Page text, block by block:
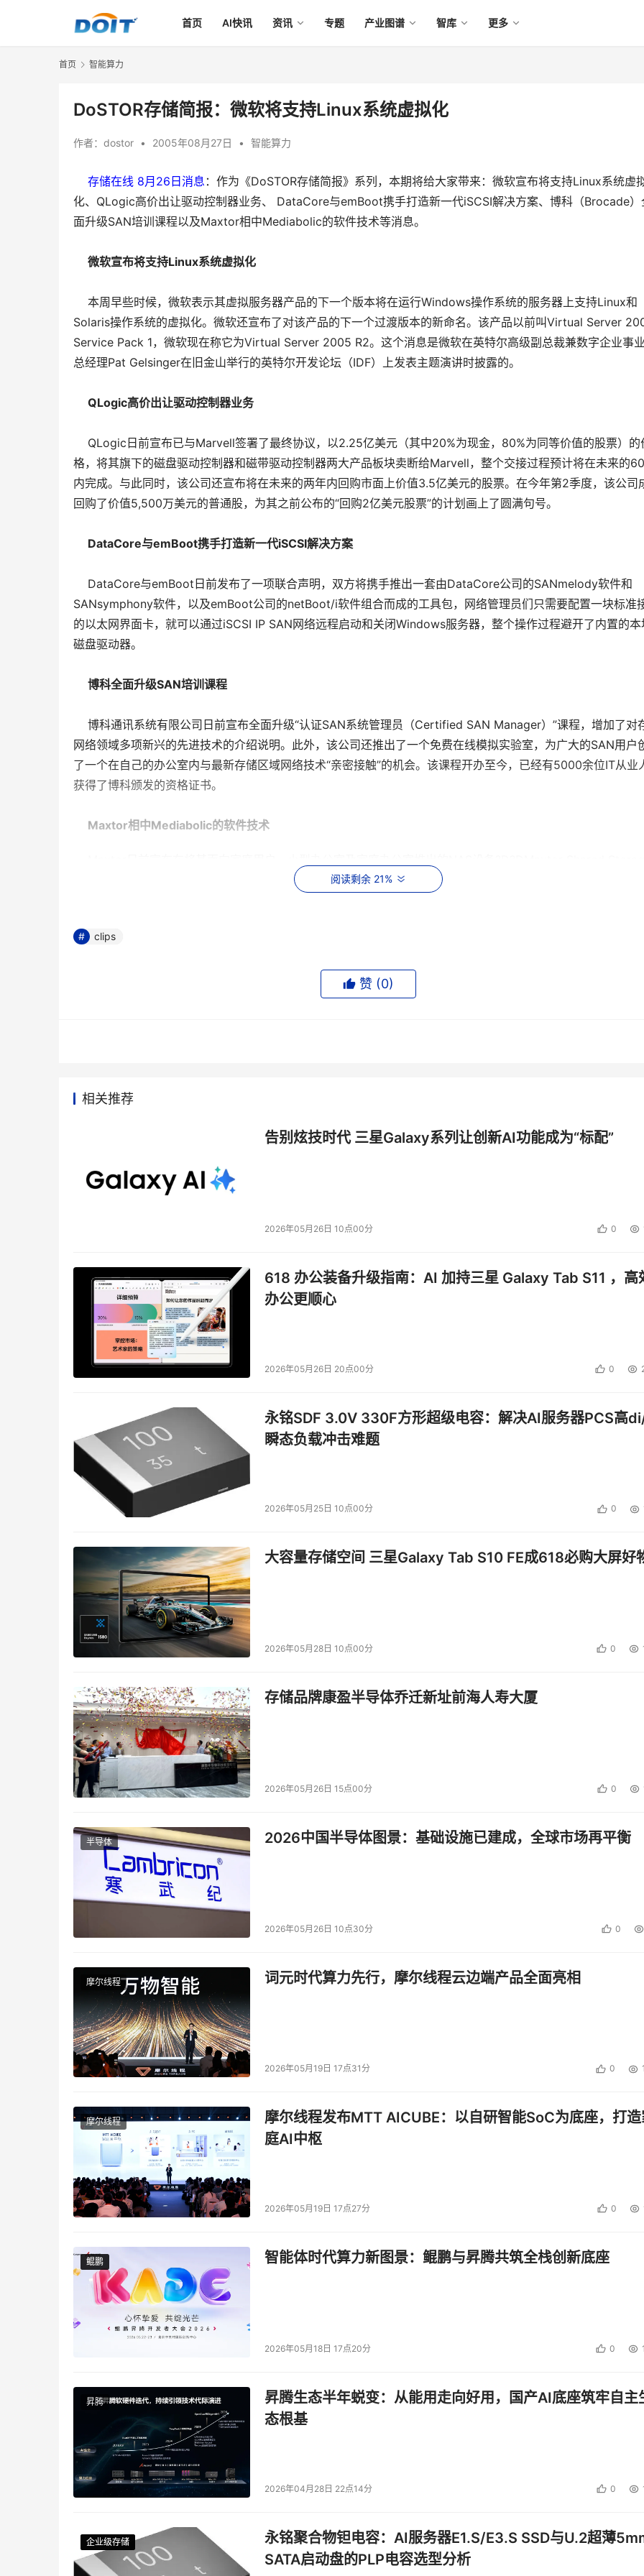
首页 AI快讯 资讯 专题 产业图谱 智库 更多
首页 智能算力
DoSTOR存储简报：微软将支持Linux系统虚拟化
作者： dostor • 2005年08月27日 • 智能算力
存储在线 8月26日消息 ：作为《DoSTOR存储简报》系列，本期将给大家带来：微软宣布将支持Linux系统虚
化、QLogic高价出让驱动控制器业务、 DataCore与emBoot携手打造新一代iSCSI解决方案、博科（Brocade）
面升级SAN培训课程以及Maxtor相中Mediabolic的软件技术等消息。
微软宣布将支持Linux系统虚拟化
本周早些时候，微软表示其虚拟服务器产品的下一个版本将在运行Windows操作系统的服务器上支持Linux和
Solaris操作系统的虚拟化。微软还宣布了对该产品的下一个过渡版本的新命名。该产品以前叫Virtual Server
Service Pack 1，微软现在称它为Virtual Server 2005 R2。这个消息是微软在英特尔高级副总裁兼数字企业事
总经理Pat Gelsinger在旧金山举行的英特尔开发论坛（IDF）上发表主题演讲时披露的。
QLogic高价出让驱动控制器业务
QLogic日前宣布已与Marvell签署了最终协议，以2.25亿美元（其中20%为现金，80%为同等价值的股票）的
格，将其旗下的磁盘驱动控制器和磁带驱动控制器两大产品板块卖断给Marvell，整个交接过程预计将在未来的
内完成。与此同时，该公司还宣布将在未来的两年内回购市面上价值3.5亿美元的股票。在今年第2季度，该公司
回购了价值5,500万美元的普通股，为其之前公布的“回购2亿美元股票”的计划画上了圆满句号。
DataCore与emBoot携手打造新一代iSCSI解决方案
DataCore与emBoot日前发布了一项联合声明，双方将携手推出一套由DataCore公司的SANmelody软件和
SANsymphony软件，以及emBoot公司的netBoot/i软件组合而成的工具包，网络管理员们只需要配置一块标准
的以太网界面卡，就可以通过iSCSI IP SAN网络远程启动和关闭Windows服务器，整个操作过程避开了内置的本
磁盘驱动器。
博科全面升级SAN培训课程
博科通讯系统有限公司日前宣布全面升级“认证SAN系统管理员（Certified SAN Manager）”课程，增加了对
网络领域多项新兴的先进技术的介绍说明。此外，该公司还推出了一个免费在线模拟实验室，为广大的SAN用户
了一个在自己的办公室内与最新存储区域网络技术“亲密接触”的机会。该课程开办至今，已经有5000余位IT从业
获得了博科颁发的资格证书。
Maxtor相中Mediabolic的软件技术
Plus?D?D中嵌入Mediabolic 公司的Media Server 软件工具。Maxtor公司在声明中特别提到，新型的Shared
强大的数字娱乐功能。
阅读剩余 21%
本文来源于DOIT传媒，文章内容仅供参考，不构成投资建议。
clips
赞 (0)
相关推荐
告别炫技时代 三星Galaxy系列让创新AI功能成为“标配”
2026年05月26日 10点00分 0
618 办公装备升级指南：AI 加持三星 Galaxy Tab S11 ，高
办公更顺心
2026年05月26日 20点00分 0
永铭SDF 3.0V 330F方形超级电容：解决AI服务器PCS高
瞬态负载冲击难题
2026年05月25日 10点00分 0
大容量存储空间 三星Galaxy Tab S10 FE成618必购大屏好
2026年05月28日 10点00分 0
存储品牌康盈半导体乔迁新址前海人寿大厦
2026年05月26日 15点00分 0
半导体 2026中国半导体图景：基础设施已建成，全球市场再平衡
2026年05月26日 10点30分 0
摩尔线程 词元时代算力先行，摩尔线程云边端产品全面亮相
2026年05月19日 17点31分 0
摩尔线程
摩尔线程发布MTT AICUBE：以自研智能SoC为底座，打
庭AI中枢
2026年05月19日 17点27分 0
鲲鹏
鲲鹏 智能体时代算力新图景：鲲鹏与昇腾共筑全栈创新底座
2026年05月18日 17点20分 0
昇腾
昇腾生态半年蜕变：从能用走向好用，国产AI底座筑牢自主
态根基
2026年04月28日 22点14分 0
企业级存储
企业级存储
企业级存储
企业级存储
永铭聚合物钽电容：AI服务器E1.S/E3.S SSD与U.2超薄
SATA启动盘的PLP电容选型分析